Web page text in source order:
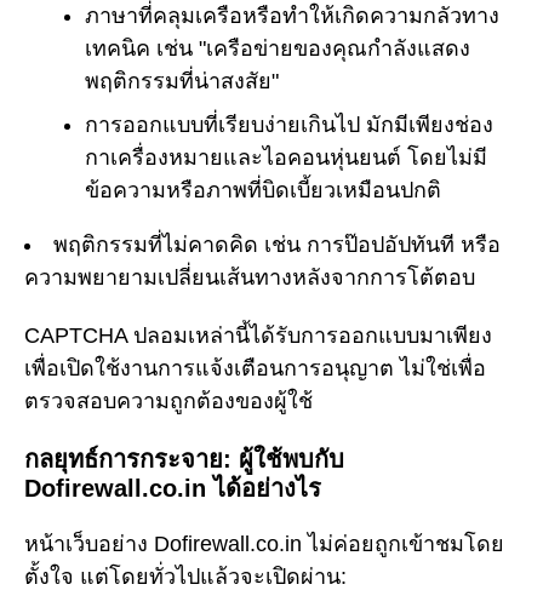
ภาษาที่คลุมเครือหรือทำให้เกิดความกลัวทาง
เทคนิค เช่น "เครือข่ายของคุณกำลังแสดง
พฤติกรรมที่น่าสงสัย"
การออกแบบที่เรียบง่ายเกินไป มักมีเพียงช่อง
กาเครื่องหมายและไอคอนหุ่นยนต์ โดยไม่มี
ข้อความหรือภาพที่บิดเบี้ยวเหมือนปกติ
พฤติกรรมที่ไม่คาดคิด เช่น การป๊อปอัปทันที หรือ
ความพยายามเปลี่ยนเส้นทางหลังจากการโต้ตอบ
CAPTCHA ปลอมเหล่านี้ได้รับการออกแบบมาเพียง
เพื่อเปิดใช้งานการแจ้งเตือนการอนุญาต ไม่ใช่เพื่อ
ตรวจสอบความถูกต้องของผู้ใช้
กลยุทธ์การกระจาย: ผู้ใช้พบกับ
Dofirewall.co.in ได้อย่างไร
หน้าเว็บอย่าง Dofirewall.co.in ไม่ค่อยถูกเข้าชมโดย
ตั้งใจ แต่โดยทั่วไปแล้วจะเปิดผ่าน: